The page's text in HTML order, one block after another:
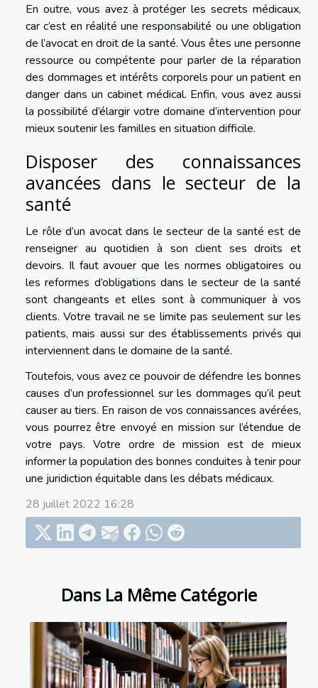
Dans La Même Catégorie
En outre, vous avez à protéger les secrets médicaux,
car c’est en réalité une responsabilité ou une obligation
de l’avocat en droit de la santé. Vous êtes une personne
ressource ou compétente pour parler de la réparation
des dommages et intérêts corporels pour un patient en
danger dans un cabinet médical. Enfin, vous avez aussi
la possibilité d’élargir votre domaine d’intervention pour
mieux soutenir les familles en situation difficile.
Disposer des connaissances
avancées dans le secteur de la
santé
Le rôle d’un avocat dans le secteur de la santé est de
renseigner au quotidien à son client ses droits et
devoirs. Il faut avouer que les normes obligatoires ou
les reformes d’obligations dans le secteur de la santé
sont changeants et elles sont à communiquer à vos
clients. Votre travail ne se limite pas seulement sur les
patients, mais aussi sur des établissements privés qui
interviennent dans le domaine de la santé.
Toutefois, vous avez ce pouvoir de défendre les bonnes
causes d’un professionnel sur les dommages qu’il peut
causer au tiers. En raison de vos connaissances avérées,
vous pourrez être envoyé en mission sur l’étendue de
votre pays. Votre ordre de mission est de mieux
informer la population des bonnes conduites à tenir pour
une juridiction équitable dans les débats médicaux.
28 juillet 2022 16:28